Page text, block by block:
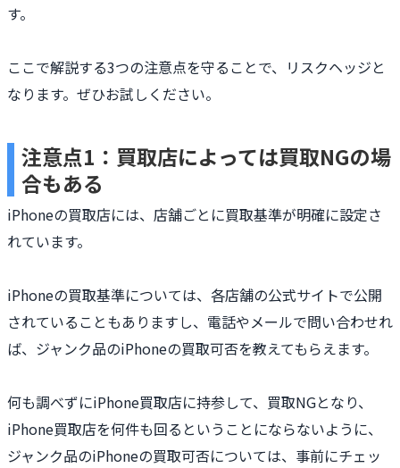
す。
ここで解説する3つの注意点を守ることで、リスクヘッジと
なります。ぜひお試しください。
注意点1：買取店によっては買取NGの場
合もある
iPhoneの買取店には、店舗ごとに買取基準が明確に設定さ
れています。
iPhoneの買取基準については、各店舗の公式サイトで公開
されていることもありますし、電話やメールで問い合わせれ
ば、ジャンク品のiPhoneの買取可否を教えてもらえます。
何も調べずにiPhone買取店に持参して、買取NGとなり、
iPhone買取店を何件も回るということにならないように、
ジャンク品のiPhoneの買取可否については、事前にチェッ